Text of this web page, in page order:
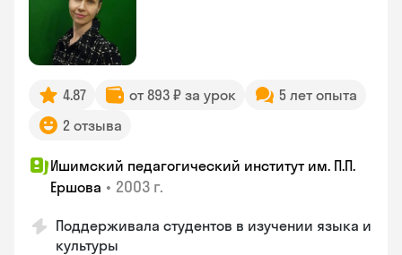
4.87 от 893 ₽ за урок
5 лет опыта
2 отзыва
Ишимский педагогический институт им. П.П.
Ершова • 2003 г.
Поддерживала студентов в изучении языка и
культуры